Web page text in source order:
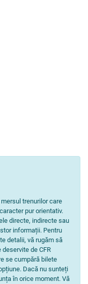
trenurilor care
pur orientativ.
directe, indirecte sau
informații. Pentru
detalii, vă rugăm să
de CFR
se cumpără bilete
Dacă nu sunteți
în orice moment. Vă